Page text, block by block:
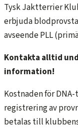
Tysk Jaktterrier
erbjuda
avseende PLL
Kontakta alltid
information!
Kostnaden för
registrering av
betalas till